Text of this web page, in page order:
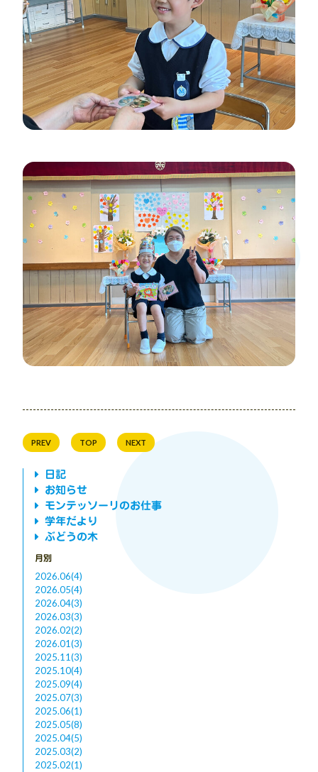
PREV TOP NEXT
日記
お知らせ
モンテッソーリのお仕事
学年だより
ぶどうの木
月別
2026.06(4)
2026.05(4)
2026.04(3)
2026.03(3)
2026.02(2)
2026.01(3)
2025.11(3)
2025.10(4)
2025.09(4)
2025.07(3)
2025.06(1)
2025.05(8)
2025.04(5)
2025.03(2)
2025.02(1)